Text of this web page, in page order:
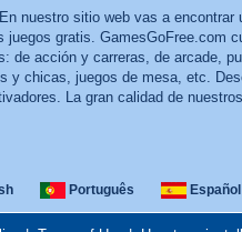
nuestro sitio web vas a encontrar
juegos gratis. GamesGoFree.com
de acción y carreras, de arcade,
y chicas, juegos de mesa, etc.
La gran calidad de nuestros
Português Español